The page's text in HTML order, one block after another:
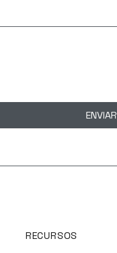
ENVIAR
RECURSOS